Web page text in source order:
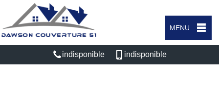
MENU
indisponible indisponible